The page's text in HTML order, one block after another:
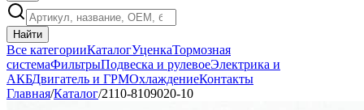
Найти
Все категорииКаталогУценкаТормозная
системаФильтрыПодвеска и рулевоеЭлектрика и
АКБДвигатель и ГРМОхлаждениеКонтакты
Главная/Каталог/2110-8109020-10